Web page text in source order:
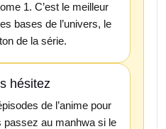
1. C’est le meilleur
bases de l’univers, le
de la série.
hésitez
de l’anime pour
passez au manhwa si le